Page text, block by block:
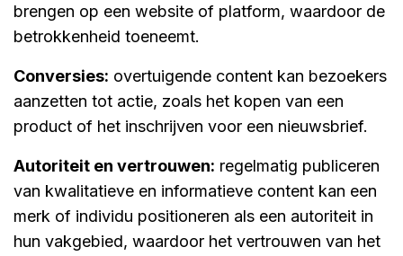
brengen op een website of platform, waardoor de
betrokkenheid toeneemt.
conversies: overtuigende content kan bezoekers
aanzetten tot actie, zoals het kopen van een
product of het inschrijven voor een nieuwsbrief.
autoriteit en vertrouwen: regelmatig publiceren
van kwalitatieve en informatieve content kan een
merk of individu positioneren als een autoriteit in
hun vakgebied, waardoor het vertrouwen van het